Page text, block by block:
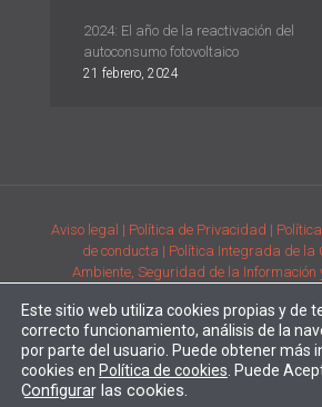
2024: El año de la reactivación del
autoconsumo fotovoltaico
21 febrero, 2024
Aviso legal | Política de Privacidad |
de conducta | Política Integrada de la
Ambiente, Seguridad de la Información
de productos| Comunicación de
prestación del servicio
Desarrollado porAlpe Creativa| Enertec
Este sitio web utiliza cookies propias y de
correcto funcionamiento, análisis de la
por parte del usuario. Puede obtener más
cookies en Política de cookies . Puede
Configurar las cookies.